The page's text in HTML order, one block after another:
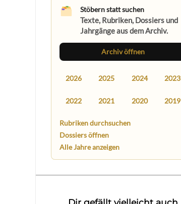
Stöbern statt suchen
Texte, Rubriken, Dossiers und
Jahrgänge aus dem Archiv.
Archiv öffnen
2026 2025 2024 2023
2022 2021 2020 2019
Rubriken durchsuchen
Dossiers öffnen
Alle Jahre anzeigen